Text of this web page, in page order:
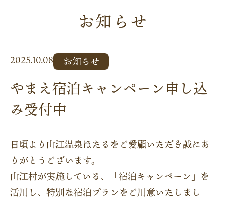
お知らせ
2025.10.08 お知らせ
やまえ宿泊キャンペーン申し込
み受付中
日頃より山江温泉ほたるをご愛顧いただき誠にあ
りがとうございます。
山江村が実施している、「宿泊キャンペーン」を
活用し、特別な宿泊プランをご用意いたしまし